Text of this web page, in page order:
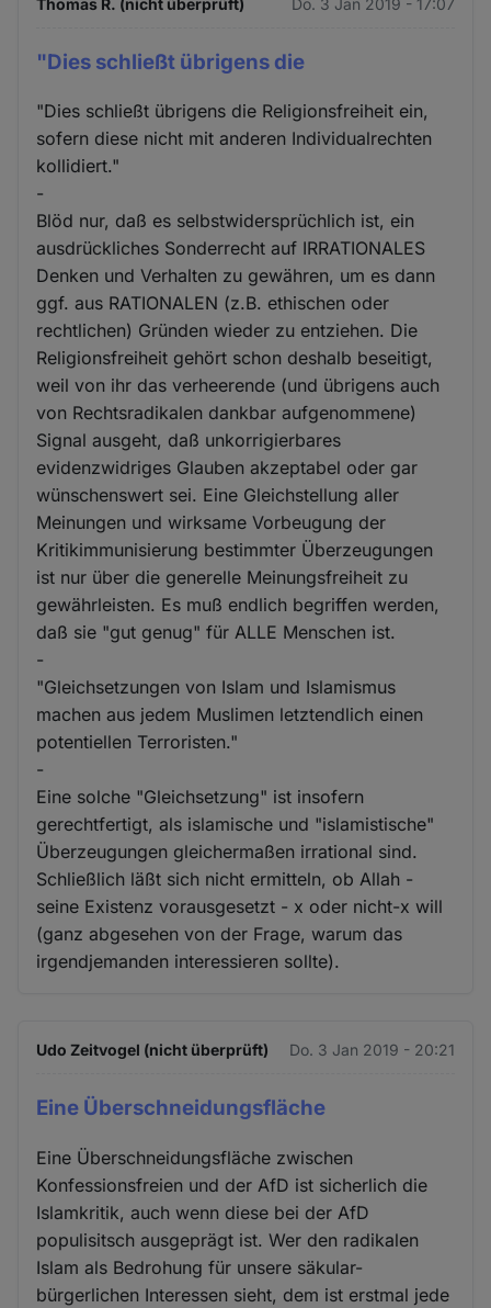
"Dies schließt übrigens die
"Dies schließt übrigens die Religionsfreiheit ein,
sofern diese nicht mit anderen Individualrechten
kollidiert."
-
Blöd nur, daß es selbstwidersprüchlich ist, ein
ausdrückliches Sonderrecht auf IRRATIONALES
Denken und Verhalten zu gewähren, um es dann
ggf. aus RATIONALEN (z.B. ethischen oder
rechtlichen) Gründen wieder zu entziehen. Die
Religionsfreiheit gehört schon deshalb beseitigt,
weil von ihr das verheerende (und übrigens auch
von Rechtsradikalen dankbar aufgenommene)
Signal ausgeht, daß unkorrigierbares
evidenzwidriges Glauben akzeptabel oder gar
wünschenswert sei. Eine Gleichstellung aller
Meinungen und wirksame Vorbeugung der
Kritikimmunisierung bestimmter Überzeugungen
ist nur über die generelle Meinungsfreiheit zu
gewährleisten. Es muß endlich begriffen werden,
daß sie "gut genug" für ALLE Menschen ist.
-
"Gleichsetzungen von Islam und Islamismus
machen aus jedem Muslimen letztendlich einen
potentiellen Terroristen."
-
Eine solche "Gleichsetzung" ist insofern
gerechtfertigt, als islamische und "islamistische"
Überzeugungen gleichermaßen irrational sind.
Schließlich läßt sich nicht ermitteln, ob Allah -
seine Existenz vorausgesetzt - x oder nicht-x will
(ganz abgesehen von der Frage, warum das
irgendjemanden interessieren sollte).
Udo Zeitvogel (nicht überprüft) Do. 3 Jan 2019 - 20:21
Eine Überschneidungsfläche
Eine Überschneidungsfläche zwischen
Konfessionsfreien und der AfD ist sicherlich die
Islamkritik, auch wenn diese bei der AfD
populisitsch ausgeprägt ist. Wer den radikalen
Islam als Bedrohung für unsere säkular-
bürgerlichen Interessen sieht, dem ist erstmal jede